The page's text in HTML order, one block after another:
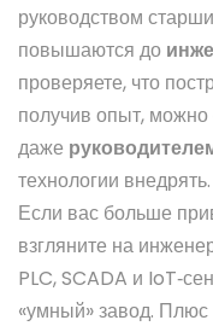
руководством
повышаются до
проверяете, что
получив опыт, можно
даже
технологии внедрять.
Если вас больше
взгляните на
PLC, SCADA и
«умный» завод.